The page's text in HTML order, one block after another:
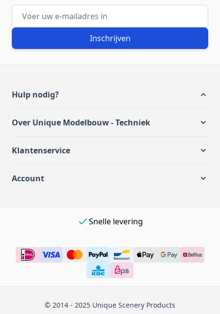
E-mailadres
Inschrijven
Hulp nodig?
Over Unique Modelbouw - Techniek
Klantenservice
Account
Snelle levering
© 2014 - 2025 Unique Scenery Products